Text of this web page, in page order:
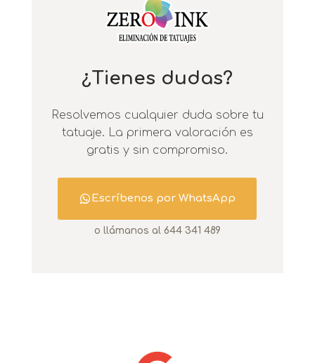
¿Tienes dudas?
Resolvemos cualquier duda sobre tu
tatuaje. La primera valoración es
gratis y sin compromiso.
Escríbenos por WhatsApp
o llámanos al 644 341 489